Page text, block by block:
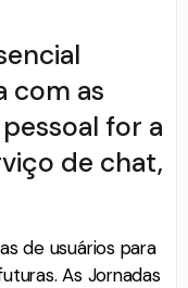
com as
for a
de chat,
de usuários para
As Jornadas